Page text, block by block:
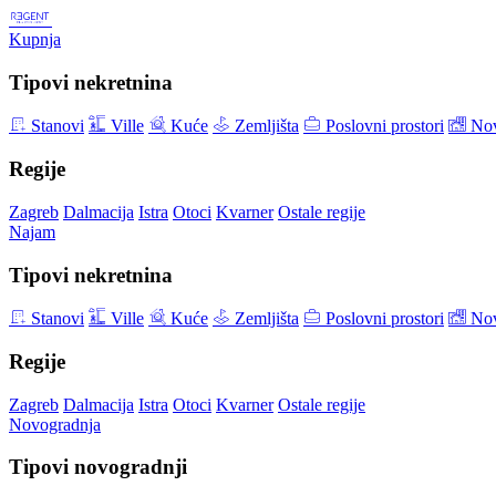
Kupnja
Tipovi nekretnina
Stanovi Ville Kuće Zemljišta Poslovni prostori
Regije
Zagreb Dalmacija Istra Otoci Kvarner Ostale regije
Najam
Tipovi nekretnina
Stanovi Ville Kuće Zemljišta Poslovni prostori
Regije
Zagreb Dalmacija Istra Otoci Kvarner Ostale regije
Novogradnja
Tipovi novogradnji